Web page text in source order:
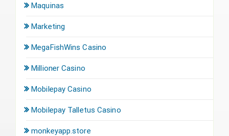
Maquinas
Marketing
MegaFishWins Casino
Millioner Casino
Mobilepay Casino
Mobilepay Talletus Casino
monkeyapp.store